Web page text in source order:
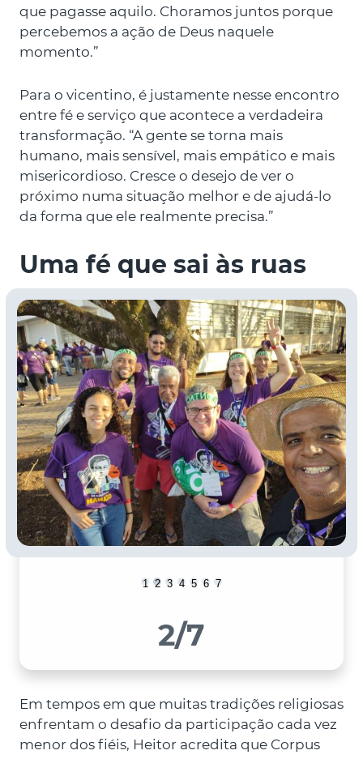
que pagasse aquilo. Choramos juntos porque
percebemos a ação de Deus naquele
momento.”
Para o vicentino, é justamente nesse encontro
entre fé e serviço que acontece a verdadeira
transformação. “A gente se torna mais
humano, mais sensível, mais empático e mais
misericordioso. Cresce o desejo de ver o
próximo numa situação melhor e de ajudá-lo
da forma que ele realmente precisa.”
Uma fé que sai às ruas
1 2 3 4 5 6 7
2/7
Em tempos em que muitas tradições religiosas
enfrentam o desafio da participação cada vez
menor dos fiéis, Heitor acredita que Corpus